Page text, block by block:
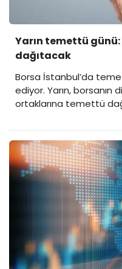
Yarın temettü
dağıtacak
Borsa İstanbul’da
ediyor. Yarın, borsanın
ortaklarına temettü